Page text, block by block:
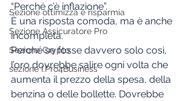
Sezione ottimizza e risparmia
Sezione Assicuratore Pro
Sezione Crypto
sezione I.Pro4Business
“Perché c’è inflazione”.
È una risposta comoda, ma è anche
incompleta.
Perché se fosse davvero solo così,
l’oro dovrebbe salire ogni volta che
aumenta il prezzo della spesa, della
benzina o delle bollette. Dovrebbe